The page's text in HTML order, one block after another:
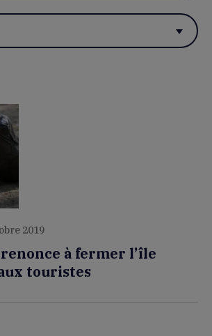
2019
à fermer l’île
touristes